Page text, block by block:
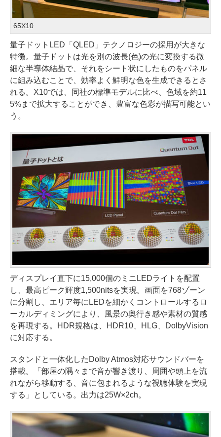
65X10
量子ドットLED「QLED」テクノロジーの採用が大きな
特徴。量子ドットは光を別の波長(色)の光に変換する微
細な半導体結晶で、それをシート状にしたものをパネル
に組み込むことで、効率よく鮮明な色を生成できるとさ
れる。X10では、同社の標準モデルに比べ、色域を約11
5%まで拡大することができ、豊富な色彩が描写可能とい
う。
ディスプレイ直下に15,000個のミニLEDライトを配置
し、最高ピーク輝度1,500nitsを実現。画面を768ゾーン
に分割し、エリア毎にLEDを細かくコントロールするロ
ーカルディミングにより、風景の奥行き感や素材の質感
を再現する。HDR規格は、HDR10、HLG、DolbyVision
に対応する。
スタンドと一体化したDolby Atmos対応サウンドバーを
搭載。「部屋の隅々まで音が響き渡り、周囲や頭上を流
れながら移動する、音に包まれるような視聴体験を実現
する」としている。出力は25W×2ch。